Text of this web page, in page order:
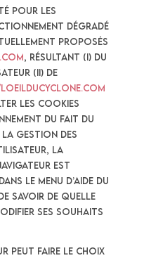
pour les
dégradé
proposés
, résultant (i) du
(ii) de
les Cookies
du fait du
la gestion des
la
est
le menu d’aide du
savoir de quelle
ses souhaits
peut faire le choix